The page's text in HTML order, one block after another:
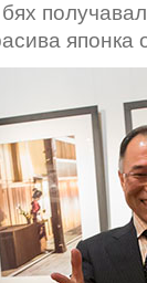
японка